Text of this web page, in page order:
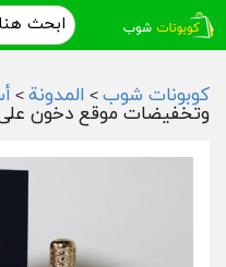
كوبونات شوب > المدونة >
وتخفيضات موقع دخون على